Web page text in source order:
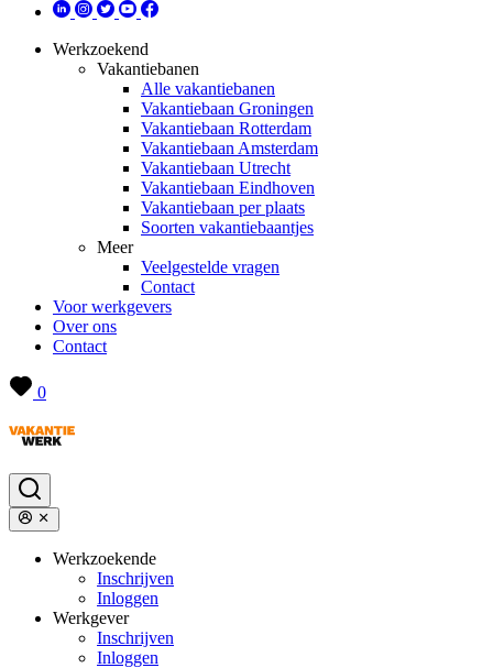
Werkzoekend
Vakantiebanen
Alle vakantiebanen
Vakantiebaan Groningen
Vakantiebaan Rotterdam
Vakantiebaan Amsterdam
Vakantiebaan Utrecht
Vakantiebaan Eindhoven
Vakantiebaan per plaats
Soorten vakantiebaantjes
Meer
Veelgestelde vragen
Contact
Voor werkgevers
Over ons
Contact
0
Werkzoekende
Inschrijven
Inloggen
Werkgever
Inschrijven
Inloggen